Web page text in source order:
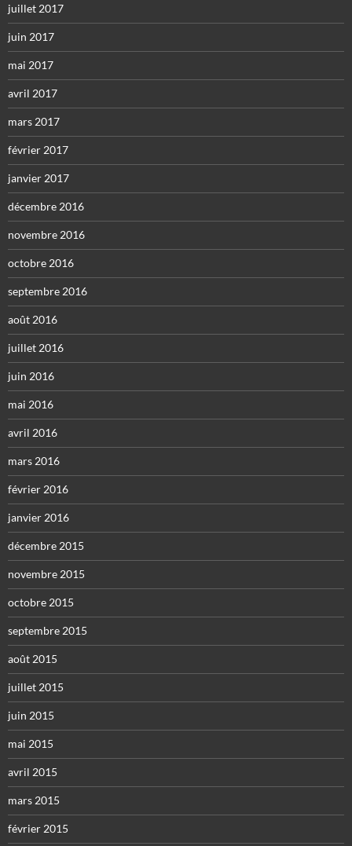
juillet 2017
juin 2017
mai 2017
avril 2017
mars 2017
février 2017
janvier 2017
décembre 2016
novembre 2016
octobre 2016
septembre 2016
août 2016
juillet 2016
juin 2016
mai 2016
avril 2016
mars 2016
février 2016
janvier 2016
décembre 2015
novembre 2015
octobre 2015
septembre 2015
août 2015
juillet 2015
juin 2015
mai 2015
avril 2015
mars 2015
février 2015